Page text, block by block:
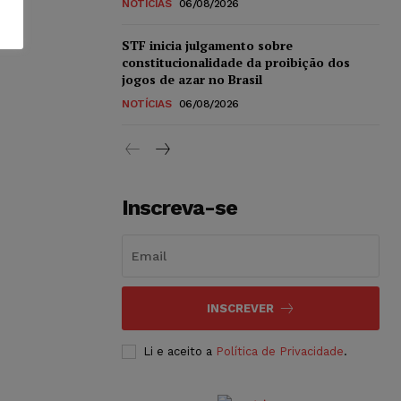
NOTÍCIAS 06/08/2026
STF inicia julgamento sobre
constitucionalidade da proibição dos
jogos de azar no Brasil
NOTÍCIAS 06/08/2026
Inscreva-se
INSCREVER
Li e aceito a Política de Privacidade.